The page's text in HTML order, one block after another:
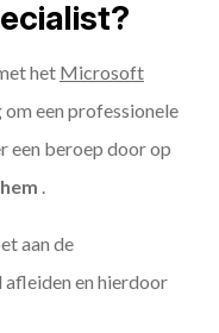
het Microsoft
om een professionele
een beroep door op
.
aan de
afleiden en hierdoor